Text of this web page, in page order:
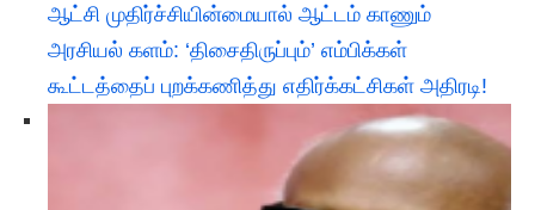
ஆட்சி முதிர்ச்சியின்மையால் ஆட்டம் காணும்
அரசியல் களம்: ‘திசைதிருப்பும்’ எம்பிக்கள்
கூட்டத்தைப் புறக்கணித்து எதிர்க்கட்சிகள் அதிரடி!